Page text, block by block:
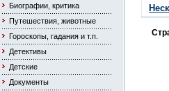
Биографии, критика
Путешествия, животные
Гороскопы, гадания и т.п.
Детективы
Детские
Документы